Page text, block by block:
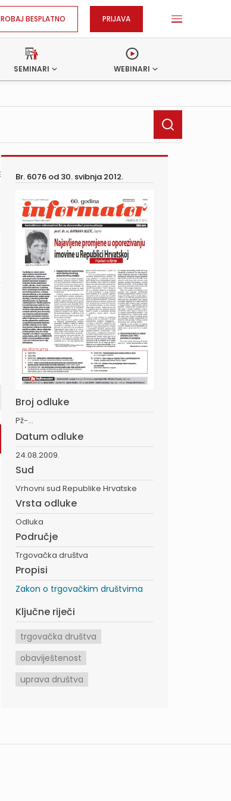
BESPLATNO PRIJAVA
SEMINARI WEBINARI
Br. 6076 od 30. svibnja 2012.
Broj odluke
Pž-...
Datum odluke
24.08.2009.
Sud
Vrhovni sud Republike Hrvatske
Vrsta odluke
Odluka
Područje
Trgovačka društva
Propisi
Zakon o trgovačkim društvima
Ključne riječi
trgovačka društva
obaviještenost
uprava društva